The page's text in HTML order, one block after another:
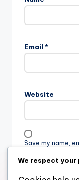
Email *
Website
Save my name,
We respect your